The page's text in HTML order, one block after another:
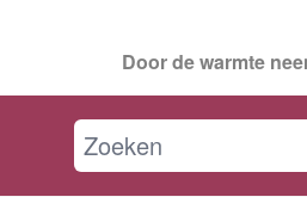
Door de warmte
Beschrijving Specificaties